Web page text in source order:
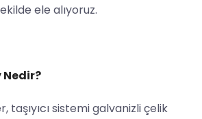
ele alıyoruz.
Nedir?
taşıyıcı sistemi galvanizli çelik